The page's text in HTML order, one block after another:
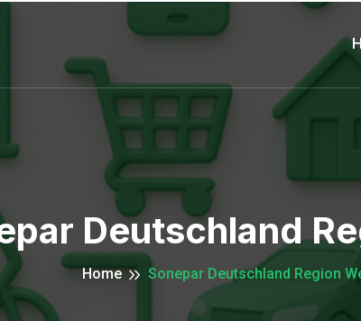
Deutschland
Home Sonepar Deutschland Region